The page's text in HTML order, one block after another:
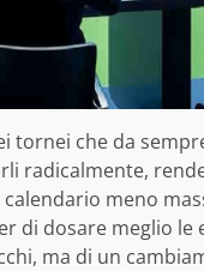
tornei che da
radicalmente,
meno
di dosare meglio
ma di un